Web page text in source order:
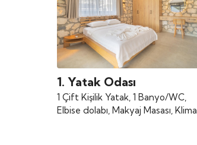
1. Yatak Odası
1 Çift Kişilik Yatak, 1 Banyo/WC,
Elbise dolabı, Makyaj Masası, Klima